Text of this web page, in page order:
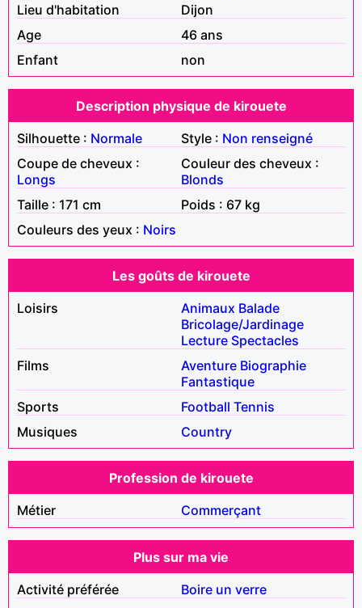
Lieu d'habitation
Dijon
Age
46 ans
Enfant
non
Description physique de kirouete
Silhouette : Normale Style : Non renseigné
Coupe de cheveux :
Longs
Couleur des cheveux :
Blonds
Taille : 171 cm
Poids : 67 kg
Couleurs des yeux : Noirs
Les goûts de kirouete
Loisirs
Animaux Balade
Bricolage/Jardinage
Lecture Spectacles
Films
Aventure Biographie
Fantastique
Sports
Football Tennis
Musiques
Country
Profession de kirouete
Métier
Commerçant
Plus sur ma vie
Activité préférée
Boire un verre